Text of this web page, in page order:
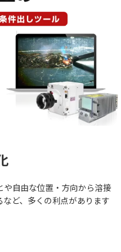
や自由な位置・方向から溶接
ど、多くの利点があります